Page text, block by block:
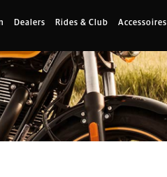
Dealers Rides & Club Accessoires